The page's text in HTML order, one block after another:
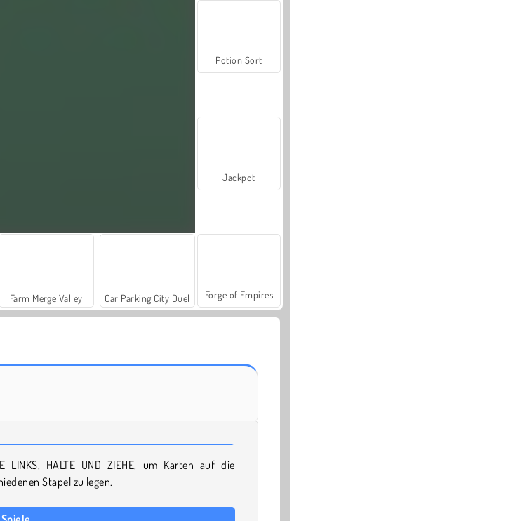
Farm Merge Valley Car Parking City Duel
Potion Sort
Jackpot
Forge of Empires
LINKS, HALTE UND ZIEHE, um Karten auf die
Stapel zu legen.